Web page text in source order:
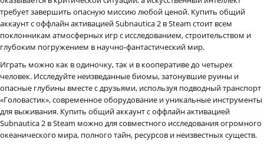
требует завершить опасную миссию любой ценой. Купить общий
аккаунт с оффлайн активацией Subnautica 2 в Steam стоит всем
поклонникам атмосферных игр с исследованием, строительством и
глубоким погружением в научно-фантастический мир.
Играть можно как в одиночку, так и в кооперативе до четырех
человек. Исследуйте неизведанные биомы, затонувшие руины и
опасные глубины вместе с друзьями, используя подводный транспорт
«Головастик», современное оборудование и уникальные инструменты
для выживания. Купить общий аккаунт с оффлайн активацией
Subnautica 2 в Steam можно для совместного исследования огромного
океанического мира, полного тайн, ресурсов и неизвестных существ.